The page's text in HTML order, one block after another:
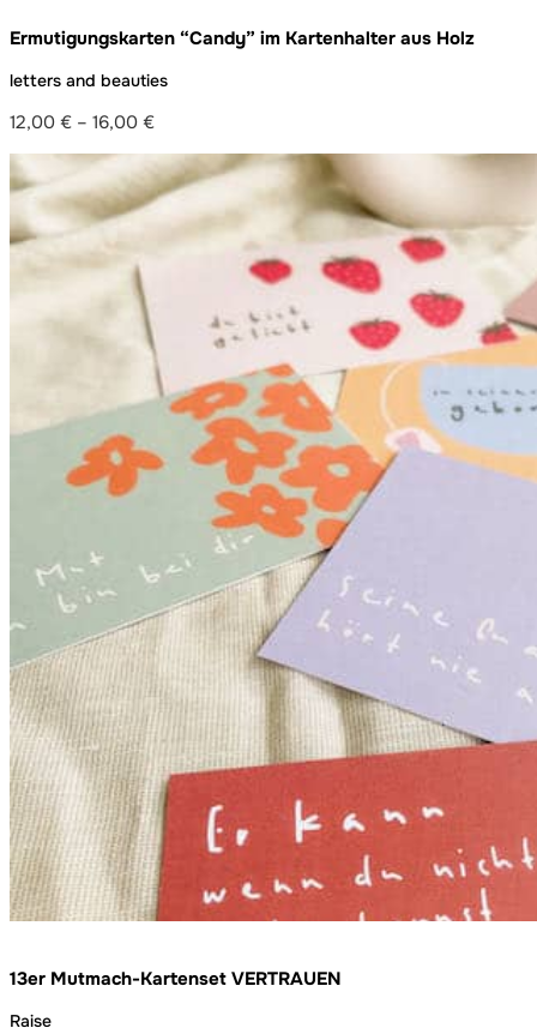
Ermutigungskarten “Candy” im Kartenhalter aus Holz
letters and beauties
12,00 € – 16,00 €
12,00 €
bis
16,00 €
13er Mutmach-Kartenset VERTRAUEN
Raise